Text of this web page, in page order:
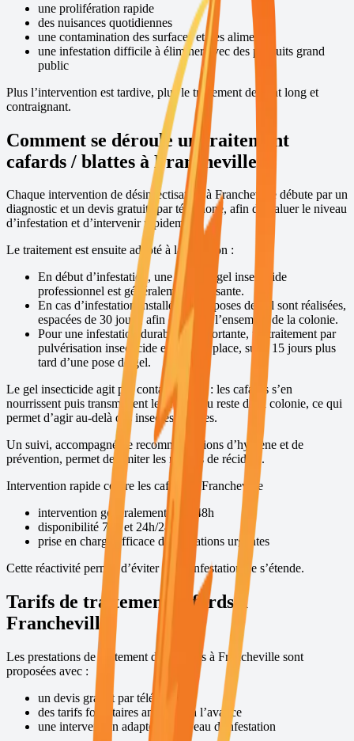
une prolifération rapide
des nuisances quotidiennes
une contamination des surfaces et des aliments
une infestation difficile à éliminer avec des produits grand
public
Plus l’intervention est tardive, plus le traitement devient long et
contraignant.
Comment se déroule un traitement
cafards / blattes à Francheville
Chaque intervention de désinsectisation à Francheville débute par un
diagnostic et un devis gratuits par téléphone, afin d’évaluer le niveau
d’infestation et d’intervenir rapidement.
Le traitement est ensuite adapté à la situation :
En début d’infestation, une pose de gel insecticide
professionnel est généralement suffisante.
En cas d’infestation installée, deux poses de gel sont réalisées,
espacées de 30 jours, afin de traiter l’ensemble de la colonie.
Pour une infestation durable et importante, un traitement par
pulvérisation insecticide est mis en place, suivi 15 jours plus
tard d’une pose de gel.
Le gel insecticide agit par contamination : les cafards s’en
nourrissent puis transmettent le produit au reste de la colonie, ce qui
permet d’agir au-delà des insectes visibles.
Un suivi, accompagné de recommandations d’hygiène et de
prévention, permet de limiter les risques de récidive.
Intervention rapide contre les cafards àFrancheville
intervention généralement sous 48h
disponibilité 7j/7 et 24h/24
prise en charge efficace des situations urgentes
Cette réactivité permet d’éviter que l’infestation ne s’étende.
Tarifs de traitement cafards à
Francheville
Les prestations de traitement des cafards à Francheville sont
proposées avec :
un devis gratuit par téléphone
des tarifs forfaitaires annoncés à l’avance
une intervention adaptée au niveau d’infestation